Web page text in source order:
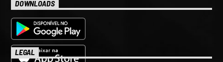
DOWNLOADS
LEGAL